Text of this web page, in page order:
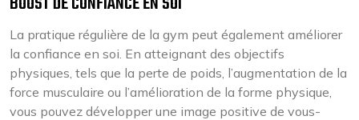
La pratique régulière de la gym peut également améliorer
la confiance en soi. En atteignant des objectifs
physiques, tels que la perte de poids, l’augmentation de la
force musculaire ou l’amélioration de la forme physique,
vous pouvez développer une image positive de vous-